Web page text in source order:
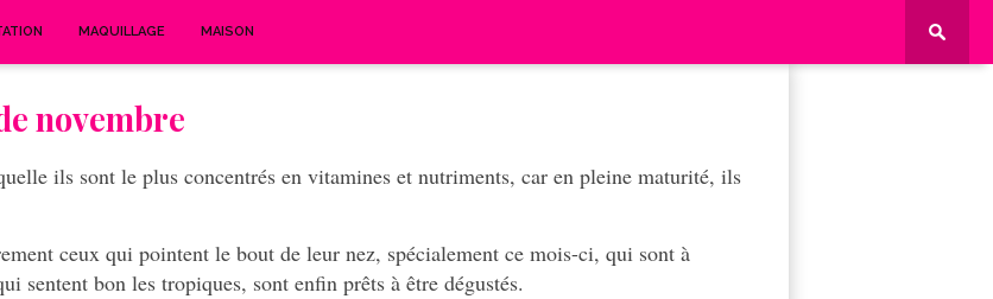
MAQUILLAGE MAISON
novembre
ils sont le plus concentrés en vitamines et nutriments, car en pleine maturité, ils
ceux qui pointent le bout de leur nez, spécialement ce mois-ci, qui sont à
sentent bon les tropiques, sont enfin prêts à être dégustés.